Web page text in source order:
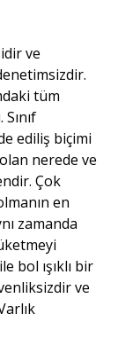
ve
tüm
ediliş biçimi
nerede ve
Çok
en
zamanda
bol ışıklı bir
ve